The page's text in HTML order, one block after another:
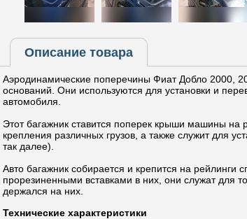
Описание товара
Аэродинамические поперечины Фиат Добло 2000,
оснований. Они используются для установки и
автомобиля.
Этот багажник ставится поперек крыши машины на
крепления различных грузов, а также служит для
так далее).
Авто багажник собирается и крепится на
прорезиненными вставками в них, они служат для
держался на них.
Технические характеристики